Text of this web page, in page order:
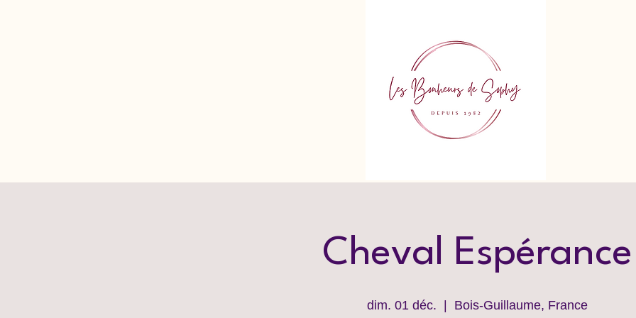
Cheval Espérance
dim. 01 déc. Bois-Guillaume, France